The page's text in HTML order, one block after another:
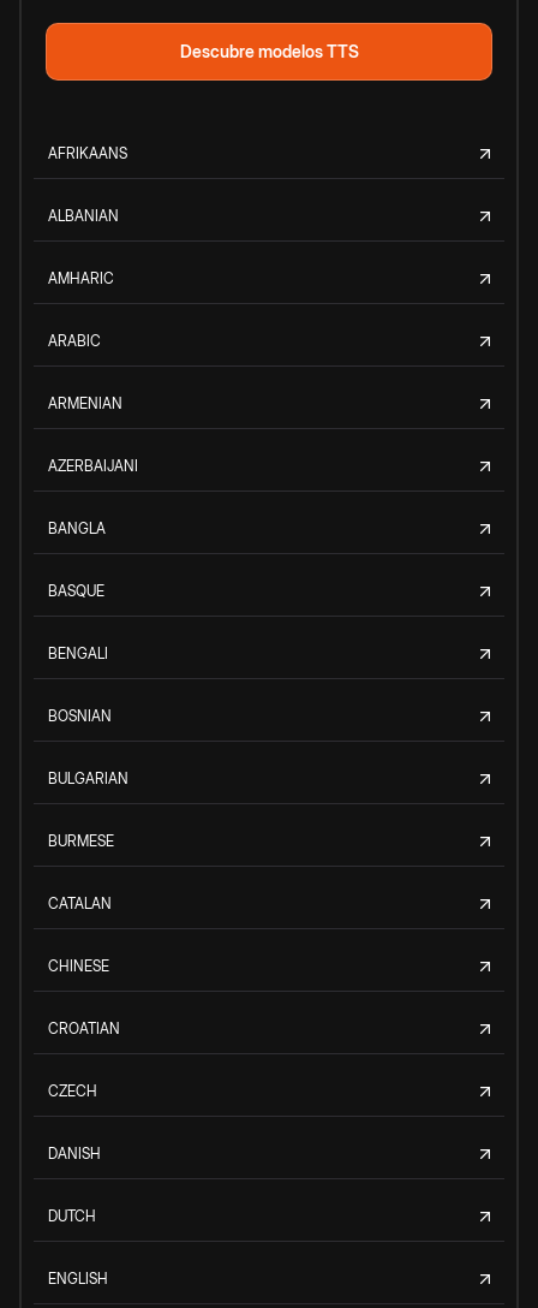
Descubre modelos TTS
AFRIKAANS
ALBANIAN
AMHARIC
ARABIC
ARMENIAN
AZERBAIJANI
BANGLA
BASQUE
BENGALI
BOSNIAN
BULGARIAN
BURMESE
CATALAN
CHINESE
CROATIAN
CZECH
DANISH
DUTCH
ENGLISH